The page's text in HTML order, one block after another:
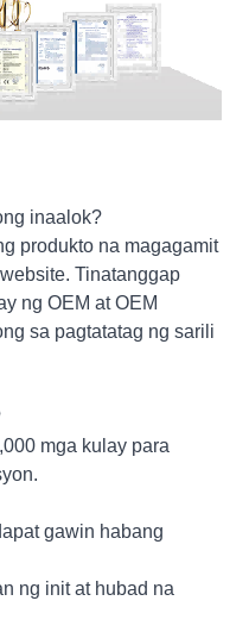
inaalok?
produkto na magagamit
Tinatanggap
ng OEM at OEM
sa pagtatatag ng sarili
mga kulay para
gawin habang
ng init at hubad na